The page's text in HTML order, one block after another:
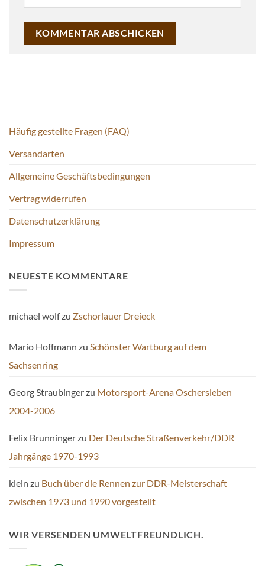
Häufig gestellte Fragen (FAQ)
Versandarten
Allgemeine Geschäftsbedingungen
Vertrag widerrufen
Datenschutzerklärung
Impressum
NEUESTE KOMMENTARE
michael wolfzu Zschorlauer Dreieck
Mario Hoffmann zu Schönster Wartburg auf dem
Sachsenring
Georg Straubingerzu Motorsport-Arena Oschersleben
2004-2006
Felix Brunningerzu Der Deutsche Straßenverkehr/DDR
Jahrgänge 1970-1993
klein zu Buch über die Rennen zur DDR-Meisterschaft
zwischen 1973 und 1990 vorgestellt
WIR VERSENDEN UMWELTFREUNDLICH.